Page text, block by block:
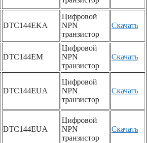
DTC144EKA
Цифровой
NPN
транзистор
Скачать
DTC144EM
Цифровой
NPN
транзистор
Скачать
DTC144EUA
Цифровой
NPN
транзистор
Скачать
DTC144EUA
Цифровой
NPN
транзистор
Скачать